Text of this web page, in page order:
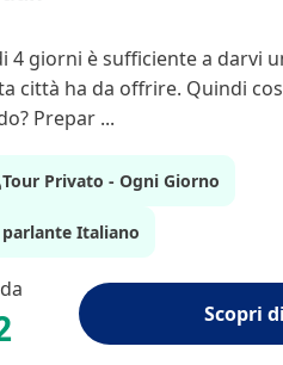
Saudita conserva
dal turismo di
Saudita è l’ideale per
che continuano a
dai grandi flussi
viaggio tra storia,
città storica di
di viaggio, gli itinerari
Saudita proposti da
4 giorni è sufficiente a darvi
città ha da offrire. Quindi
Prepar ...
Tour Privato - Ogni Giorno
parlante Italiano
Scopri